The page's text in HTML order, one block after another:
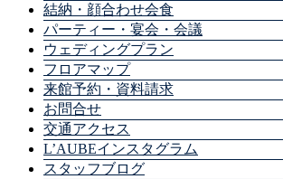
結納・顔合わせ会食
パーティー・宴会・会議
ウェディングプラン
フロアマップ
来館予約・資料請求
お問合せ
交通アクセス
L’AUBEインスタグラム
スタッフブログ